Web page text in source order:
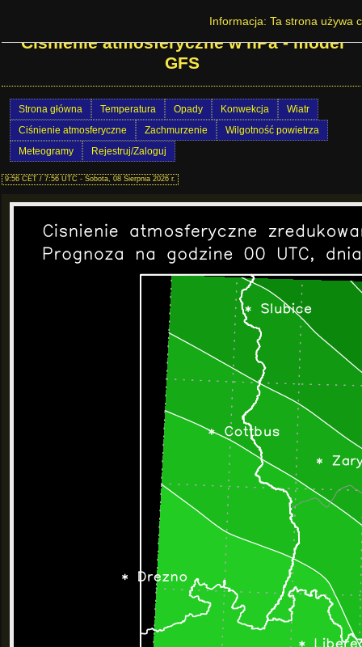
Prognoza pogody na Dolnym Śląsku -
Ciśnienie atmosferyczne w hPa - model
GFS
Strona główna Temperatura Opady Konwekcja
Wiatr
Ciśnienie atmosferyczne
Zachmurzenie
Wilgotność powietrza
Meteogramy
Rejestruj/Zaloguj
9:56 CET / 7:56 UTC - Sobota, 08 Sierpnia 2026 r.
Informacja: Ta strona używa